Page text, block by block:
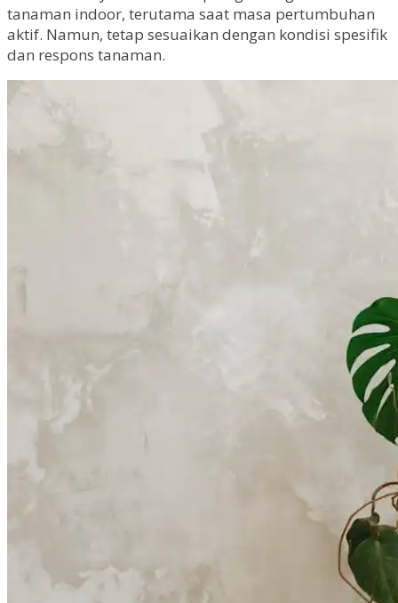
tanaman indoor, terutama saat masa pertumbuhan
aktif. Namun, tetap sesuaikan dengan kondisi spesifik
dan respons tanaman.